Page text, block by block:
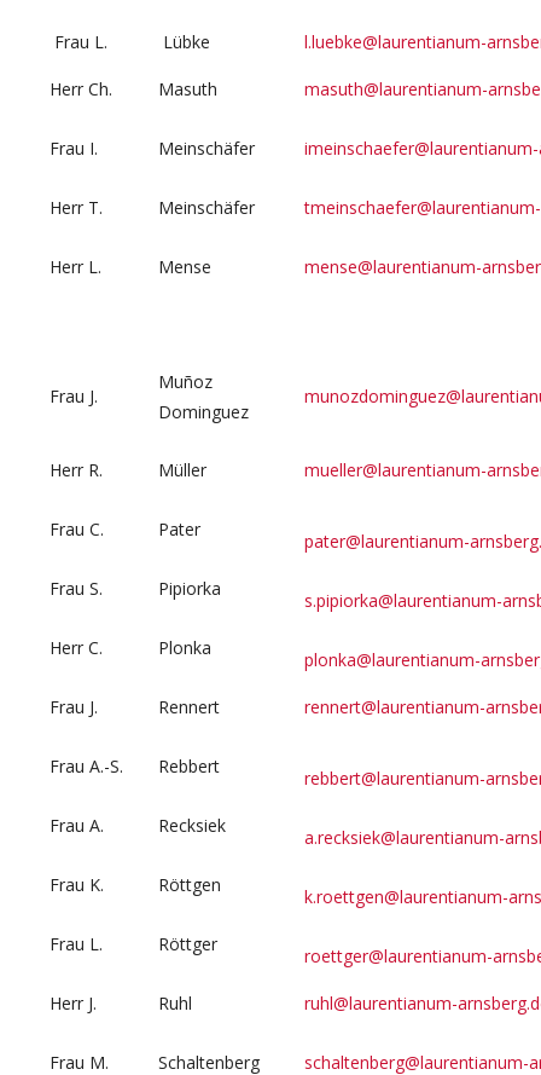
Frau L. Lübke l.luebke@laurentianum-
Herr Ch. Masuth masuth@laurentianum-
Frau I. Meinschäfer
Herr T. Meinschäfer
Herr L. Mense mense@laurentianum-
Frau J.
Muñoz
Dominguez
Herr R. Müller mueller@laurentianum-
Frau C. Pater
pater@laurentianum-
Frau S. Pipiorka
s.pipiorka@laurentianum-
Herr C. Plonka
plonka@laurentianum-
Frau J. Rennert rennert@laurentianum-
Frau A.-S. Rebbert
rebbert@laurentianum-
Frau A. Recksiek
a.recksiek@laurentianum-
Frau K. Röttgen
k.roettgen@laurentianum-
Frau L. Röttger
roettger@laurentianum-
Herr J. Ruhl ruhl@laurentianum-
Frau M. Schaltenberg schaltenberg@laurentianum-